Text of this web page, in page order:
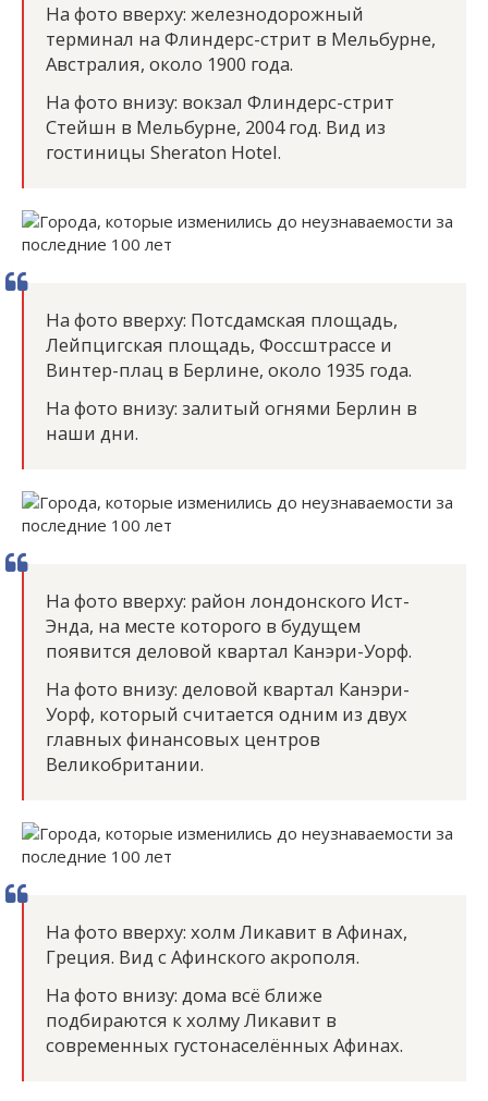
На фото вверху: железнодорожный
терминал на Флиндерс-стрит в Мельбурне,
Австралия, около 1900 года.
На фото внизу: вокзал Флиндерс-стрит
Стейшн в Мельбурне, 2004 год. Вид из
гостиницы Sheraton Hotel.
На фото вверху: Потсдамская площадь,
Лейпцигская площадь, Фоссштрассе и
Винтер-плац в Берлине, около 1935 года.
На фото внизу: залитый огнями Берлин в
наши дни.
На фото вверху: район лондонского Ист-
Энда, на месте которого в будущем
появится деловой квартал Канэри-Уорф.
На фото внизу: деловой квартал Канэри-
Уорф, который считается одним из двух
главных финансовых центров
Великобритании.
На фото вверху: холм Ликавит в Афинах,
Греция. Вид с Афинского акрополя.
На фото внизу: дома всё ближе
подбираются к холму Ликавит в
современных густонаселённых Афинах.